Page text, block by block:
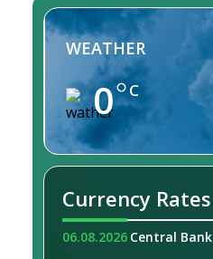
WEATHER
0 C
Currency Rates
06.08.2026 Central Bank